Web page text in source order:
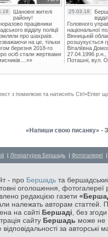
Шановні жителі
району!
працівники
відділу поліції
про шахраїв.
на це, тільки
березня 2018-го
осіб стали жертвами
25.03.18
Головного
національної
Вінницькій
розшукується
Віталіївна
27.04.1996 р.н.,
Поташні, вул.
з помилкою та натисніть Ctrl+Enter
«Напиши свою писанку» -
| Літературна Бершадь | Фотогалереї
- про Бершадь та
оголошення, фотогалереї
редакцією газети
належать авторам статтей.
на сайті Бершаді , без
сайту Бершадь може не
за авторські